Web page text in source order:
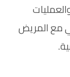
مع المريض